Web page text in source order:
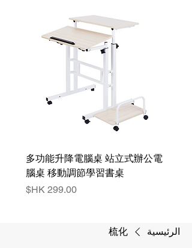
多功能升降電腦桌 站立式辦公電
腦桌 移動調節學習書桌
السعر
الرئيسية 梳化